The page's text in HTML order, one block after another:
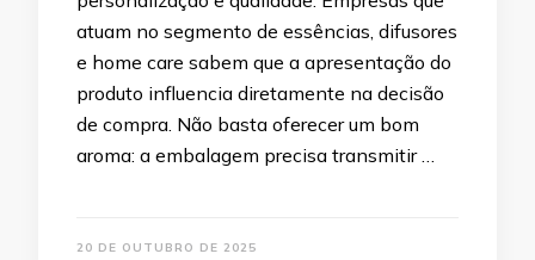
atuam no segmento de essências, difusores
e home care sabem que a apresentação do
produto influencia diretamente na decisão
de compra. Não basta oferecer um bom
aroma: a embalagem precisa transmitir …
20 DE OUTUBRO DE 2025